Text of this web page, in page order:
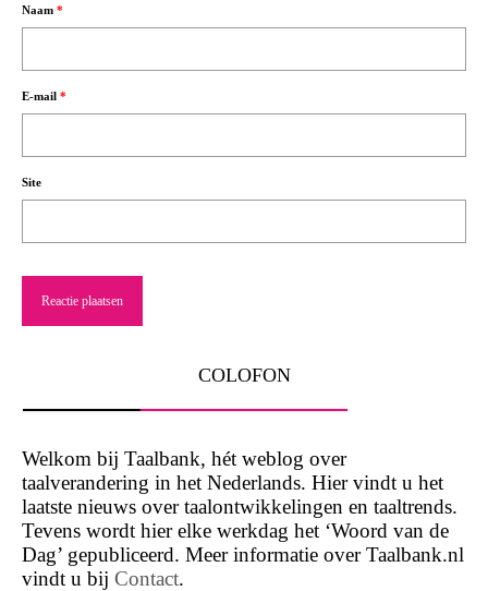
Naam *
E-mail *
Site
COLOFON
Welkom bij Taalbank, hét weblog over
taalverandering in het Nederlands. Hier vindt u het
laatste nieuws over taalontwikkelingen en taaltrends.
Tevens wordt hier elke werkdag het ‘Woord van de
Dag’ gepubliceerd. Meer informatie over Taalbank.nl
vindt u bij Contact.